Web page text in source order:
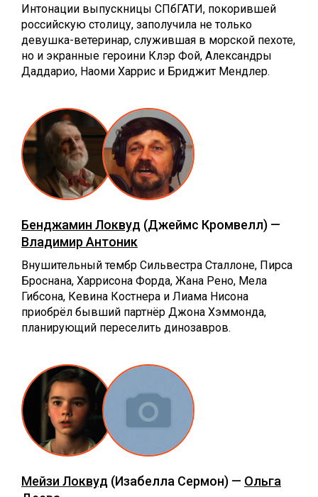
Интонации выпускницы СПбГАТИ, покорившей
российскую столицу, заполучила не только
девушка-ветеринар, служившая в морской пехоте,
но и экранные героини Клэр Фой, Александры
Даддарио, Наоми Харрис и Бриджит Мендлер.
Бенджамин Локвуд (Джеймс Кромвелл) —
Владимир Антоник
Внушительный тембр Сильвестра Сталлоне, Пирса
Броснана, Харрисона Форда, Жана Рено, Мела
Гибсона, Кевина Костнера и Лиама Нисона
приобрёл бывший партнёр Джона Хэммонда,
планирующий переселить динозавров.
Мейзи Локвуд (Изабелла Сермон) — Ольга